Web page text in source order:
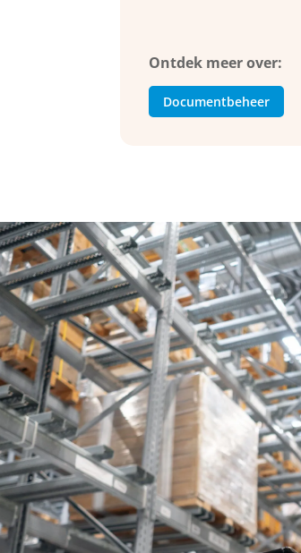
Ontdek meer over:
Documentbeheer